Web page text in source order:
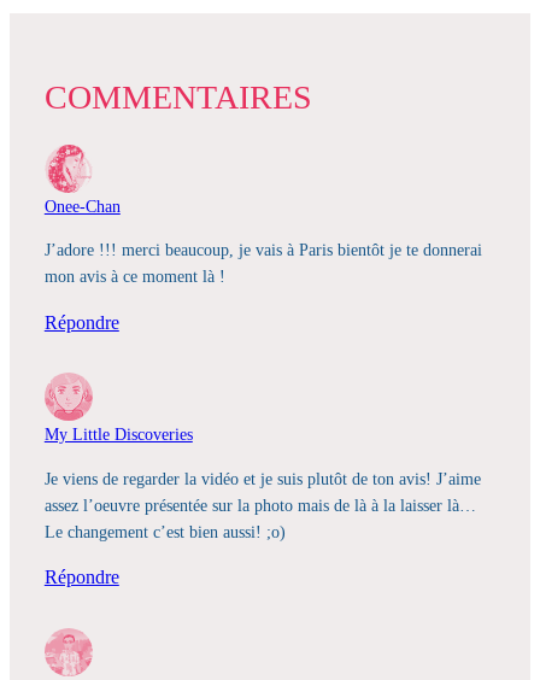
COMMENTAIRES
Onee-Chan
J’adore !!! merci beaucoup, je vais à Paris bientôt je te donnerai
mon avis à ce moment là !
Répondre
My Little Discoveries
Je viens de regarder la vidéo et je suis plutôt de ton avis! J’aime
assez l’oeuvre présentée sur la photo mais de là à la laisser là…
Le changement c’est bien aussi! ;o)
Répondre